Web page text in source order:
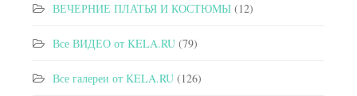
ВЕЧЕРНИЕ ПЛАТЬЯ И КОСТЮМЫ (12)
Все ВИДЕО от KELA.RU (79)
Все галереи от KELA.RU (126)